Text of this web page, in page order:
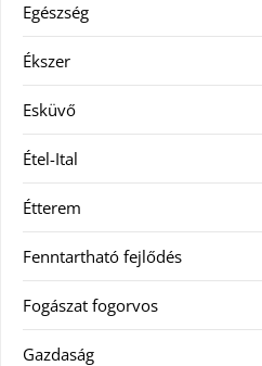
Egészség
Ékszer
Esküvő
Étel-Ital
Étterem
Fenntartható fejlődés
Fogászat fogorvos
Gazdaság